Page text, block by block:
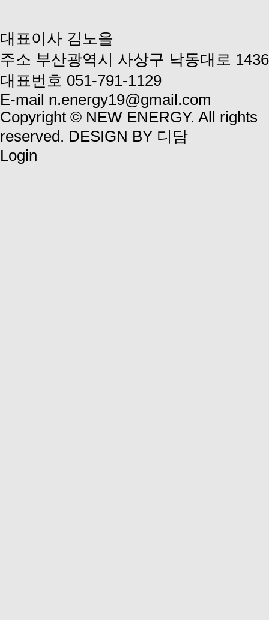
대표이사 김노을
주소 부산광역시 사상구 낙동대로 1436
대표번호 051-791-1129
E-mail n.energy19@gmail.com
Copyright © NEW ENERGY. All rights
reserved. DESIGN BY 디담
Login